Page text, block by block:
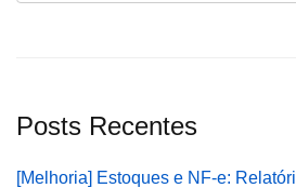
Posts Recentes
[Melhoria] Estoques e NF-e: